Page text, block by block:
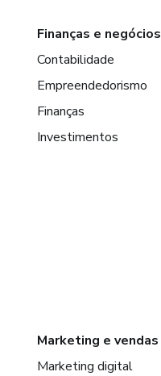
Finanças e negócios
Contabilidade
Empreendedorismo
Finanças
Investimentos
Marketing e vendas
Marketing digital